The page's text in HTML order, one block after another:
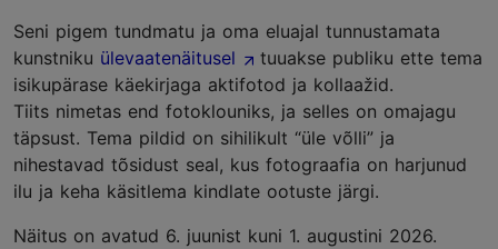
Seni pigem tundmatu ja oma eluajal tunnustamata
kunstniku ülevaatenäitusel
tuuakse publiku ette tema
isikupärase käekirjaga aktifotod ja kollaažid.
Tiits nimetas end fotoklouniks, ja selles on omajagu
täpsust. Tema pildid on sihilikult “üle võlli” ja
nihestavad tõsidust seal, kus fotograafia on harjunud
ilu ja keha käsitlema kindlate ootuste järgi.
Näitus on avatud 6. juunist kuni 1. augustini 2026.